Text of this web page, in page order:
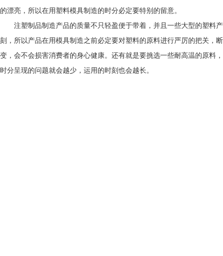
的漂亮，所以在用塑料模具制造的时分必定要特别的留意。
注塑制品制造产品的质量不只轻盈便于带着，并且一些大型的塑料
刻，所以产品在用模具制造之前必定要对塑料的原料进行严厉的把关，
变，会不会损害消费者的身心健康。还有就是要挑选一些耐高温的原料
时分呈现的问题就会越少，运用的时刻也会越长。